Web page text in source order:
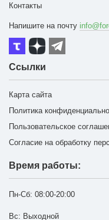
Контакты
Напишите на почту
Ссылки
Карта сайта
Политика
Пользовательское
Согласие на обработку
Время работы:
Пн-Сб: 08:00-20:00
Вс: Выходной